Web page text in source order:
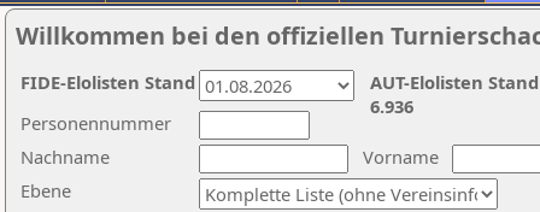
Willkommen bei den offiziellen
Nachname
Vorname
Ebene
Personennummer
AUT-Elolisten
6.936
FIDE-Elolisten Stand